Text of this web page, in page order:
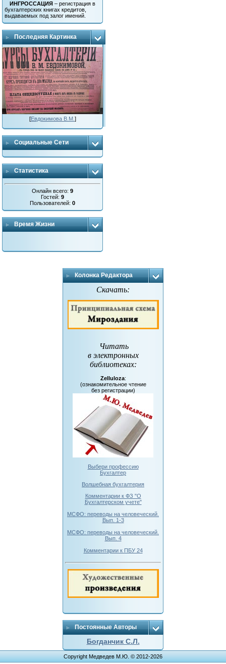
ИНГРОССАЦИЯ – регистрация в
бухгалтерских книгах кредитов,
выдаваемых под залог имений.
Последняя Картинка
[Евдокимова В.М. ]
Социальные Сети
Статистика
Онлайн всего:9
Гостей:9
Пользователей:0
Время Жизни
Колонка Редактора
Скачать:
Читать
в электронных
библиотеках:
Zelluloza:
(ознакомительное чтение
без регистрации)
Выбери профессию
Бухгалтер
Волшебная бухгалтерия
Комментарии к ФЗ "О
Бухгалтерском учете"
МСФО: переводы на человеческий.
Вып. 1-3
МСФО: переводы на человеческий.
Вып. 4
Комментарии к ПБУ 24
Постоянные Авторы
Богданчик С.Л.
Copyright Медведев М.Ю. © 2012-2026